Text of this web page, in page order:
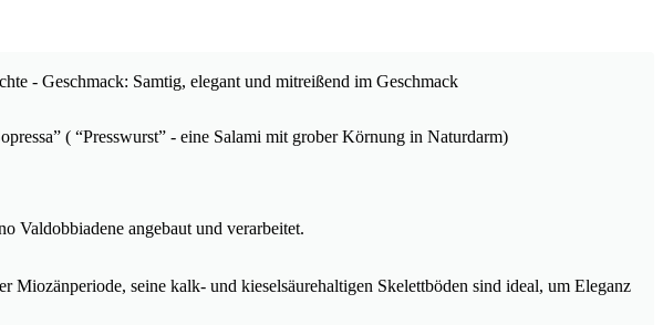
- Geschmack: Samtig, elegant und mitreißend im Geschmack
( “Presswurst” - eine Salami mit grober Körnung in Naturdarm)
Valdobbiadene angebaut und verarbeitet.
seine kalk- und kieselsäurehaltigen Skelettböden sind ideal, um Eleganz